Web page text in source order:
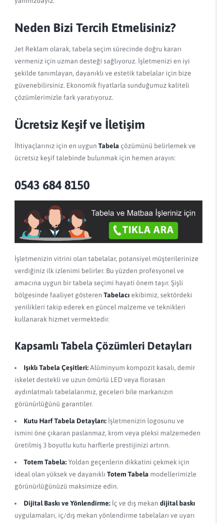
Neden Bizi Tercih Etmelisiniz?
Jet Reklam olarak, tabela seçim sürecinde doğru kararı
vermeniz için uzman desteği sağlıyoruz. İşletmenizi en iyi
şekilde tanımlayan, dayanıklı ve estetik tabelalar için bize
güvenebilirsiniz. Ekonomik fiyatlarla sunduğumuz kaliteli
çözümlerimizle fark yaratıyoruz.
Ücretsiz Keşif ve İletişim
İhtiyaçlarınız için en uygun Tabela çözümünü belirlemek ve
ücretsiz keşif talebinde bulunmak için hemen arayın:
0543 684 8150
İşletmenizin vitrini olan tabelalar, potansiyel müşterilerinize
verdiğiniz ilk izlenimi belirler. Bu yüzden profesyonel ve
amacına uygun bir tabela seçimi hayati önem taşır. Şişli
bölgesinde faaliyet gösteren Tabelacı ekibimiz, sektördeki
yenilikleri takip ederek en güncel malzeme ve teknikleri
kullanarak hizmet vermektedir.
Kapsamlı Tabela Çözümleri Detayları
Işıklı Tabela Çeşitleri:Alüminyum kompozit kasalı, demir
iskelet destekli ve uzun ömürlü LED veya florasan
aydınlatmalı tabelalarımız, geceleri bile markanızın
görünürlüğünü garantiler.
Kutu Harf Tabela Detayları: İşletmenizin logosunu ve
ismini öne çıkaran paslanmaz, krom veya pleksi malzemeden
üretilmiş 3 boyutlu kutu harflerle prestijinizi artırın.
Totem Tabela:Yoldan geçenlerin dikkatini çekmek için
ideal olan yüksek ve dayanıklı Totem Tabela modellerimizle
görünürlüğünüzü maksimize edin.
Dijital Baskı ve Yönlendirme: İç ve dış mekan dijital baskı
uygulamaları, iç/dış mekan yönlendirme tabelaları ve uyarı